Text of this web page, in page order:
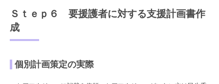
Ｓｔｅｐ６ 要援護者に対する支援計画書作
成
個別計画策定の実際